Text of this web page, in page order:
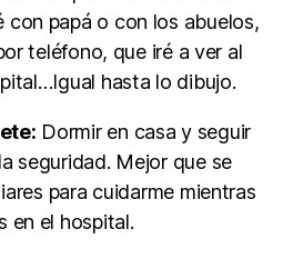
con papá o con los abuelos,
teléfono, que iré a ver al
hasta lo dibujo.
Dormir en casa y seguir
seguridad. Mejor que se
para cuidarme mientras
en el hospital.